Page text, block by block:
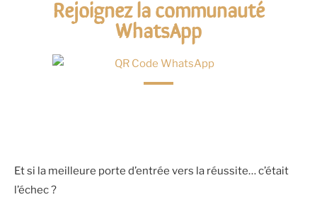
Rejoignez la communauté
WhatsApp
Et si la meilleure porte d’entrée vers la réussite… c’était
l’échec ?